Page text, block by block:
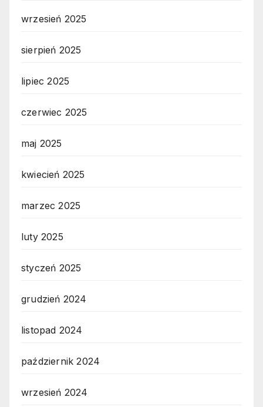
wrzesień 2025
sierpień 2025
lipiec 2025
czerwiec 2025
maj 2025
kwiecień 2025
marzec 2025
luty 2025
styczeń 2025
grudzień 2024
listopad 2024
październik 2024
wrzesień 2024